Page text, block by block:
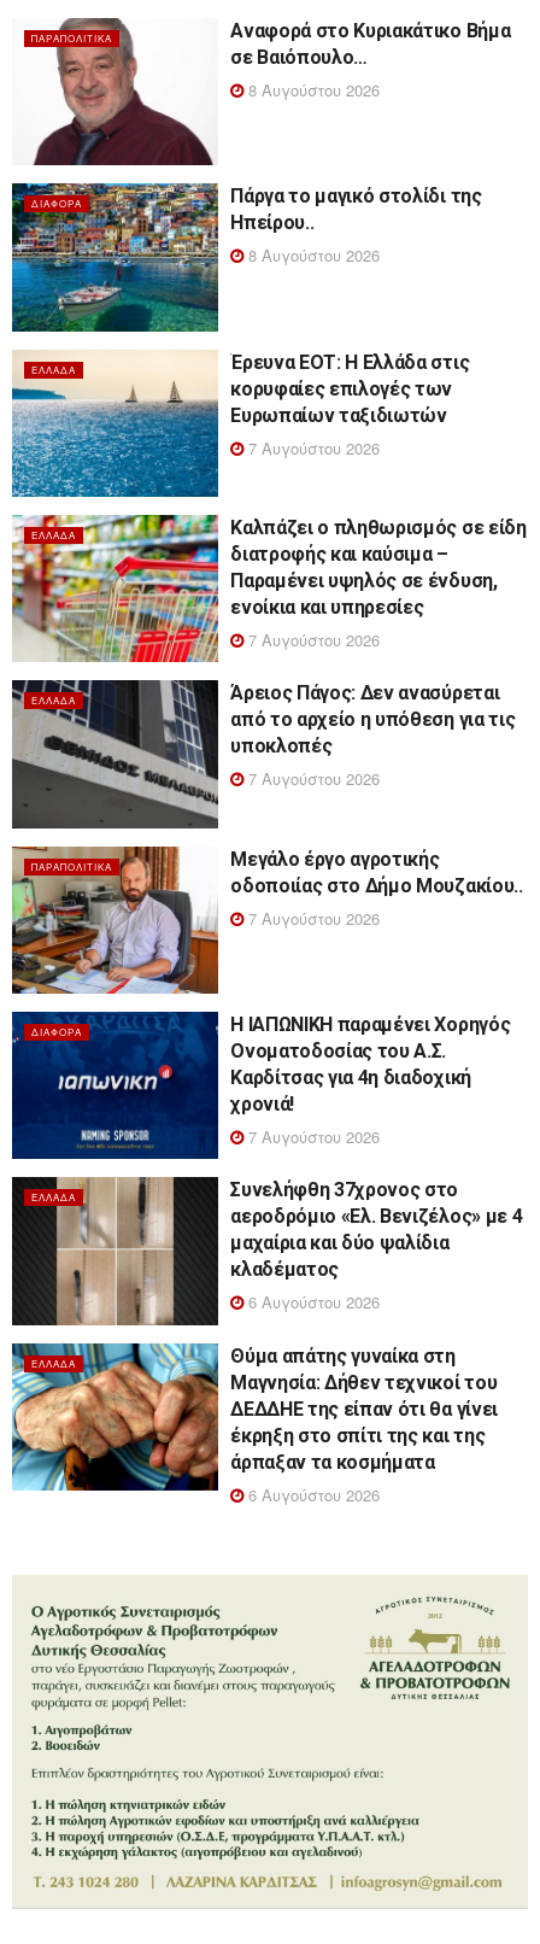
ΠΑΡΑΠΟΛΙΤΙΚΆ
Αναφορά στο Κυριακάτικο Βήμα
σε Βαιόπουλο…
8 Αυγούστου 2026
ΔΙΆΦΟΡΑ
Πάργα το μαγικό στολίδι της
Ηπείρου..
8 Αυγούστου 2026
ΕΛΛΆΔΑ
Έρευνα ΕΟΤ: Η Ελλάδα στις
κορυφαίες επιλογές των
Ευρωπαίων ταξιδιωτών
7 Αυγούστου 2026
ΕΛΛΆΔΑ
Καλπάζει ο πληθωρισμός σε είδη
διατροφής και καύσιμα –
Παραμένει υψηλός σε ένδυση,
ενοίκια και υπηρεσίες
7 Αυγούστου 2026
ΕΛΛΆΔΑ
Άρειος Πάγος: Δεν ανασύρεται
από το αρχείο η υπόθεση για τις
υποκλοπές
7 Αυγούστου 2026
ΠΑΡΑΠΟΛΙΤΙΚΆ
Μεγάλο έργο αγροτικής
οδοποιίας στο Δήμο Μουζακίου..
7 Αυγούστου 2026
ΔΙΆΦΟΡΑ
Η ΙΑΠΩΝΙΚΗ παραμένει Χορηγός
Ονοματοδοσίας του Α.Σ.
Καρδίτσας για 4η διαδοχική
χρονιά!
7 Αυγούστου 2026
ΕΛΛΆΔΑ
Συνελήφθη 37χρονος στο
αεροδρόμιο «Ελ. Βενιζέλος» με 4
μαχαίρια και δύο ψαλίδια
κλαδέματος
6 Αυγούστου 2026
ΕΛΛΆΔΑ
Θύμα απάτης γυναίκα στη
Μαγνησία: Δήθεν τεχνικοί του
ΔΕΔΔΗΕ της είπαν ότι θα γίνει
έκρηξη στο σπίτι της και της
άρπαξαν τα κοσμήματα
6 Αυγούστου 2026